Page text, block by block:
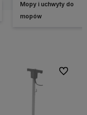
Mopy i uchwyty do
mopów
Do